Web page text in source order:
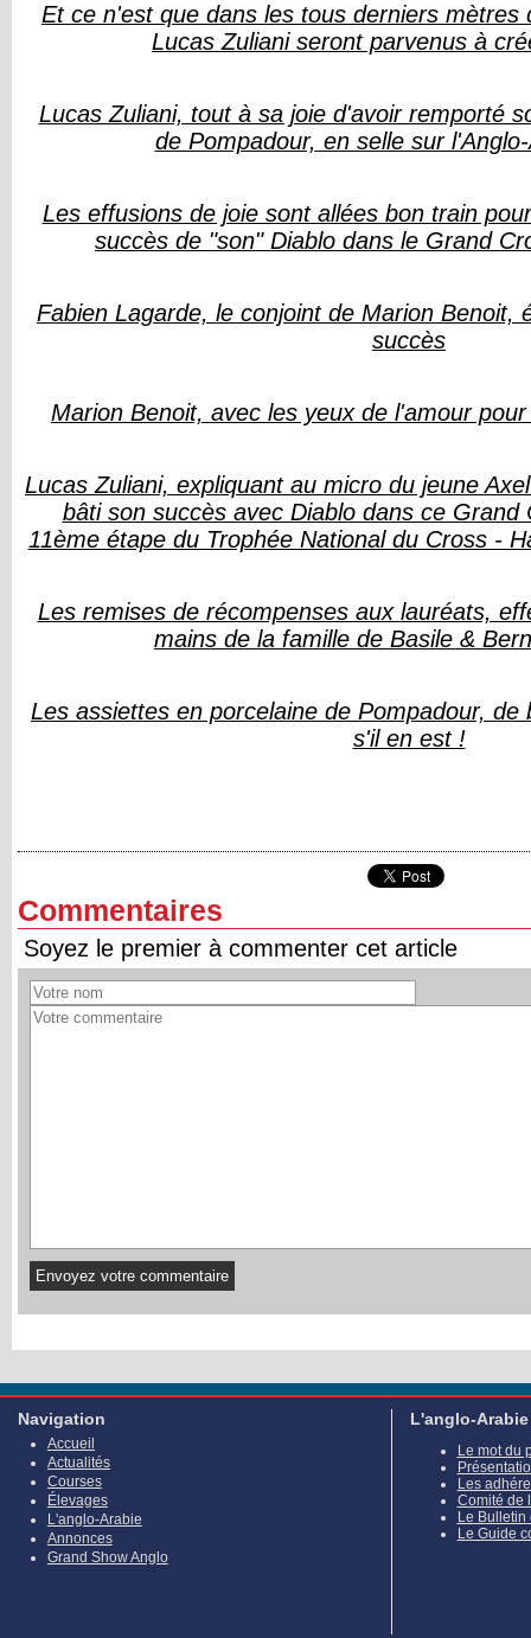
Et ce n'est que dans les tous derniers mètres
Lucas Zuliani seront parvenus à
Lucas Zuliani, tout à sa joie d'avoir remporté
de Pompadour, en selle sur
Les effusions de joie sont allées bon train
succès de "son" Diablo dans le Grand
Fabien Lagarde, le conjoint de Marion Benoit,
succès
Marion Benoit, avec les yeux de l'amour
Lucas Zuliani, expliquant au micro du jeune
bâti son succès avec Diablo dans ce Grand
11ème étape du Trophée National du Cross -
Les remises de récompenses aux lauréats,
mains de la famille de Basile &
Les assiettes en porcelaine de Pompadour, de
s'il en est !
Commentaires
Soyez le premier à commenter cet article
Navigation
Accueil
Actualités
Courses
Élevages
L'anglo-Arabie
Annonces
Grand Show Anglo
L'anglo-Arabie
Le mot du
Les
Comité de
Le Bulletin
Le Guide